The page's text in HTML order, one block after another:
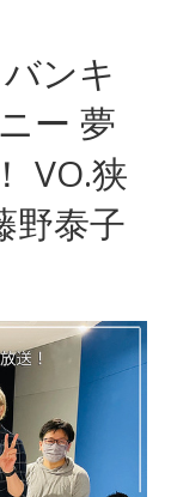
ンキ
ー 夢
VO.狭
野泰子